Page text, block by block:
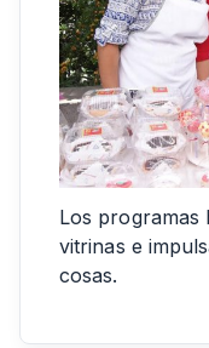
Los programas
vitrinas e
cosas.